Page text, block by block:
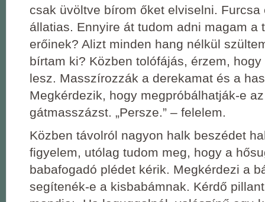
csak üvöltve bírom őket elviselni. Furcsa
állatias. Ennyire át tudom adni magam a
erőinek? Alizt minden hang nélkül
bírtam ki? Közben tolófájás, érzem,
lesz. Masszírozzák a derekamat és a
Megkérdezik, hogy megpróbálhatják-e
gátmasszázst. „Persze.” – felelem.
Közben távolról nagyon halk beszédet
figyelem, utólag tudom meg, hogy a
babafogadó plédet kérik. Megkérdezi a
segítenék-e a kisbabámnak. Kérdő